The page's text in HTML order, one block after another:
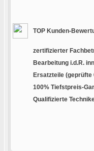
TOP Kunden-
zertifizierter
Bearbeitung i.d.R.
Ersatzteile (geprüfte
100% Tiefstpreis-
Qualifizierte